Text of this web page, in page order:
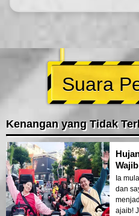
Suara
Kenangan yang Tidak
Ia
dan
ajaib!